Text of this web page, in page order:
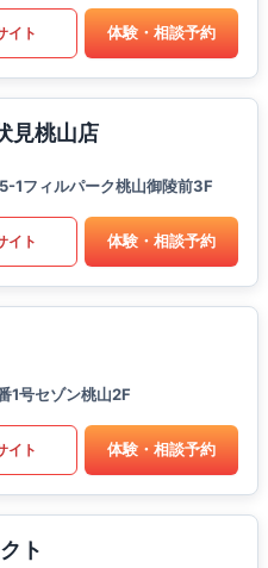
イト 体験・相談予約
見桃山店
1フィルパーク桃山御陵前3F
イト 体験・相談予約
1号セゾン桃山2F
イト 体験・相談予約
ト